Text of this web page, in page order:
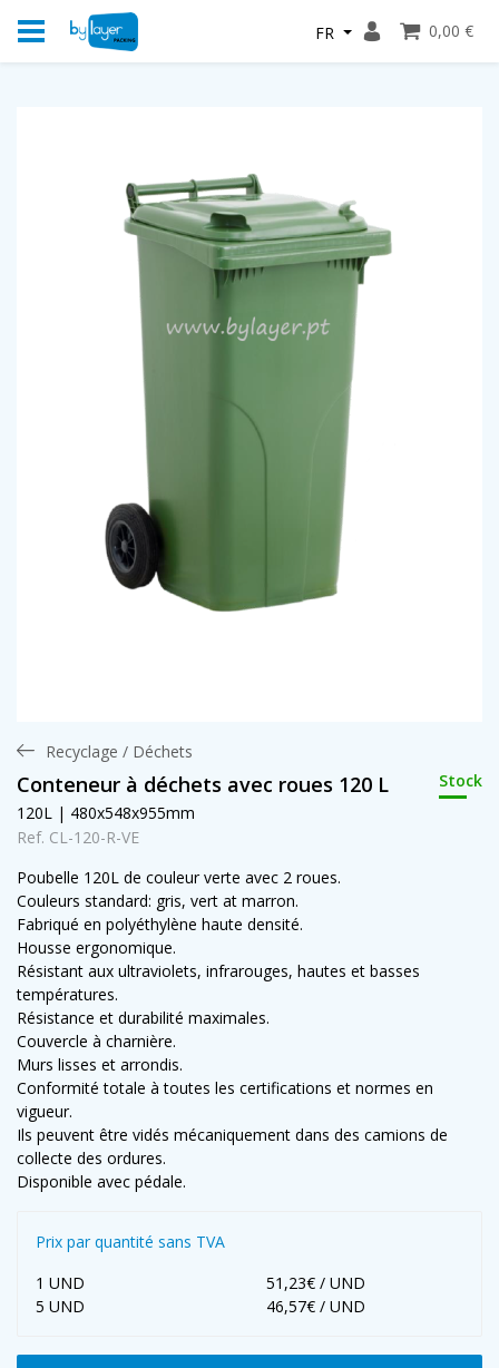
FR 0,00 €
Recyclage / Déchets
Conteneur à déchets avec roues 120 L
Stock
120L | 480x548x955mm
Ref. CL-120-R-VE
Poubelle 120L de couleur verte avec 2 roues.
Couleurs standard: gris, vert at marron.
Fabriqué en polyéthylène haute densité.
Housse ergonomique.
Résistant aux ultraviolets, infrarouges, hautes et basses
températures.
Résistance et durabilité maximales.
Couvercle à charnière.
Murs lisses et arrondis.
Conformité totale à toutes les certifications et normes en
vigueur.
Ils peuvent être vidés mécaniquement dans des camions de
collecte des ordures.
Disponible avec pédale.
Prix par quantité sans TVA
1 UND
51,23€ / UND
5 UND
46,57€ / UND